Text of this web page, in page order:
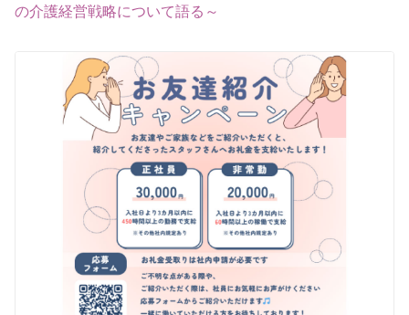
の介護経営戦略について語る～